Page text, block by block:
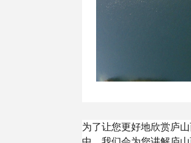
为了让您更好地欣赏庐